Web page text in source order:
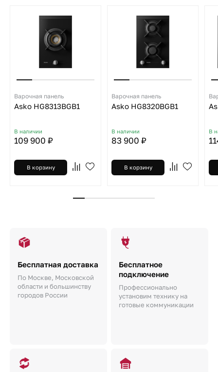
Варочная панель
Asko HG8313BGB1
В наличии
109 900 ₽
В корзину
Варочная панель
Asko HG8320BGB1
В наличии
83 900 ₽
В корзину
В
Бесплатная доставка
По Москве, Московской
области и большинству
городов России
Бесплатное
подключение
Профессионально
установим технику на
готовые коммуникации